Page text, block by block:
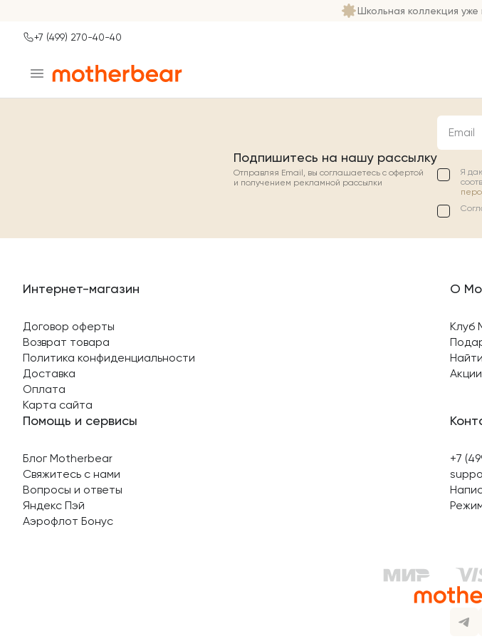
Школьная коллекция
Ваш город
+7 (499) 270-40-40
Подпишитесь на нашу рассылку
Отправляя Email, вы соглашаетесь с офертой
и получением рекламной рассылки
Email
Я
Интернет-магазин
Договор оферты
Возврат товара
Политика конфиденциальности
Доставка
Оплата
Карта сайта
О
Клуб
Акции
Помощь и сервисы
Блог Motherbear
Свяжитесь с нами
Вопросы и ответы
Яндекс Пэй
Аэрофлот Бонус
+7